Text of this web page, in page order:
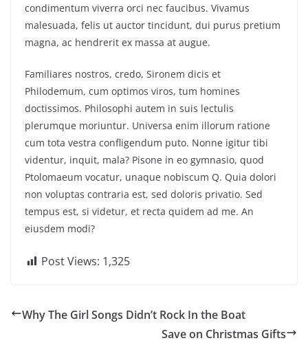
condimentum viverra orci nec faucibus. Vivamus
malesuada, felis ut auctor tincidunt, dui purus pretium
magna, ac hendrerit ex massa at augue.
Familiares nostros, credo, Sironem dicis et
Philodemum, cum optimos viros, tum homines
doctissimos. Philosophi autem in suis lectulis
plerumque moriuntur. Universa enim illorum ratione
cum tota vestra confligendum puto. Nonne igitur tibi
videntur, inquit, mala? Pisone in eo gymnasio, quod
Ptolomaeum vocatur, unaque nobiscum Q. Quia dolori
non voluptas contraria est, sed doloris privatio. Sed
tempus est, si videtur, et recta quidem ad me. An
eiusdem modi?
Post Views: 1,325
Why The Girl Songs Didn’t Rock In the Boat
Save on Christmas Gifts